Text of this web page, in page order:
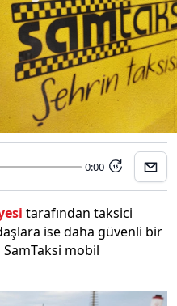
-0:00 15
tarafından taksici
ise daha güvenli bir
mobil